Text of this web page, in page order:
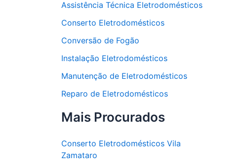
Assistência Técnica Eletrodomésticos
Conserto Eletrodomésticos
Conversão de Fogão
Instalação Eletrodomésticos
Manutenção de Eletrodomésticos
Reparo de Eletrodomésticos
Mais Procurados
Conserto Eletrodomésticos Vila
Zamataro